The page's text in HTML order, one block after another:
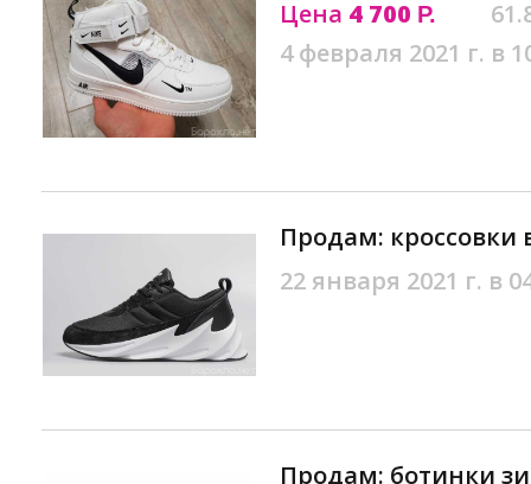
Цена 4 700 Р.
4 февраля 2021 г. в
Продам: кроссовки
22 января 2021 г. в
Продам: ботинки